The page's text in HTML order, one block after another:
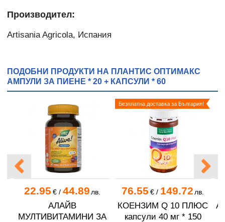
Производител:
Artisania Agricola, Испания
ПОДОБНИ ПРОДУКТИ НА ПЛАНТИС ОПТИМАКС
АМПУЛИ ЗА ПИЕНЕ * 20 + КАПСУЛИ * 60
22.95 €/ 44.89 лв.
АЛАЙВ
МУЛТИВИТАМИНИ ЗА
76.55 €/ 149.72 лв.
КОЕНЗИМ Q 10 ПЛЮС
капсули 40 мг * 150
Безплатна доставка за България!